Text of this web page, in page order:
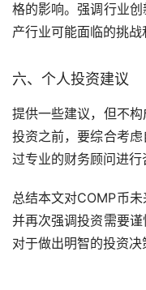
格的影响。强调行业
产行业可能面临的挑战
六、个人投资建议
提供一些建议，但不
投资之前，要综合考
过专业的财务顾问进行
总结本文对COMP币未
并再次强调投资需要
对于做出明智的投资决